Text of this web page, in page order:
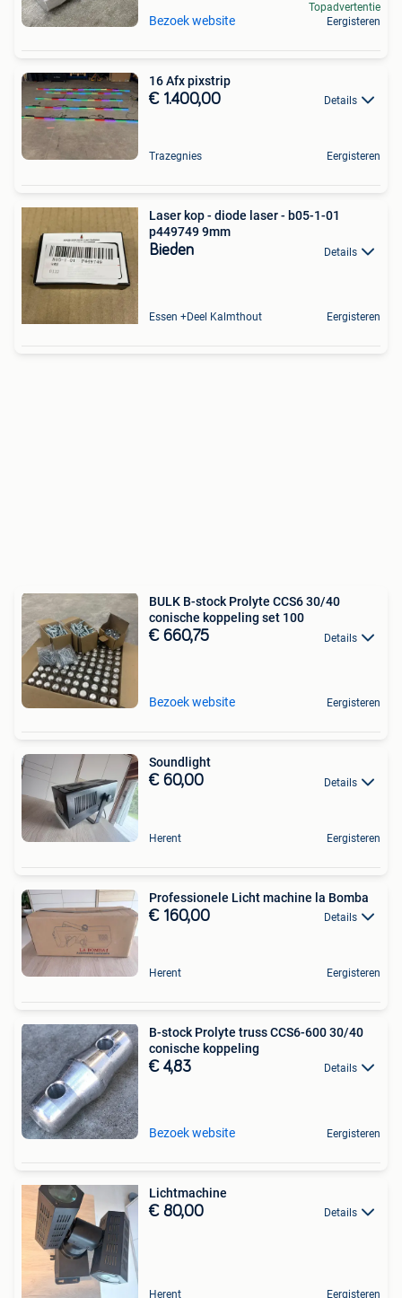
Bezoek website
Topadvertentie
Eergisteren
16 Afx pixstrip
€ 1.400,00 Details
Trazegnies Eergisteren
Laser kop - diode laser - b05-1-01
p449749 9mm
Bieden Details
Essen +Deel Kalmthout Eergisteren
BULK B-stock Prolyte CCS6 30/40
conische koppeling set 100
€ 660,75 Details
Bezoek website Eergisteren
Soundlight
€ 60,00 Details
Herent Eergisteren
Professionele Licht machine la Bomba
€ 160,00 Details
Herent Eergisteren
B-stock Prolyte truss CCS6-600 30/40
conische koppeling
€ 4,83 Details
Bezoek website Eergisteren
Lichtmachine
€ 80,00 Details
Herent Eergisteren